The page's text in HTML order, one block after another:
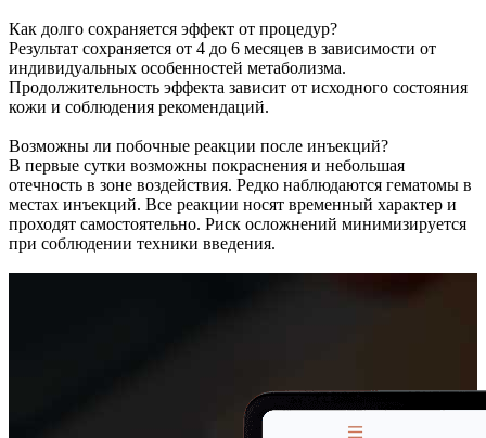
Как долго сохраняется эффект от процедур?
Результат сохраняется от 4 до 6 месяцев в зависимости от
индивидуальных особенностей метаболизма.
Продолжительность эффекта зависит от исходного состояния
кожи и соблюдения рекомендаций.
Возможны ли побочные реакции после инъекций?
В первые сутки возможны покраснения и небольшая
отечность в зоне воздействия. Редко наблюдаются гематомы в
местах инъекций. Все реакции носят временный характер и
проходят самостоятельно. Риск осложнений минимизируется
при соблюдении техники введения.